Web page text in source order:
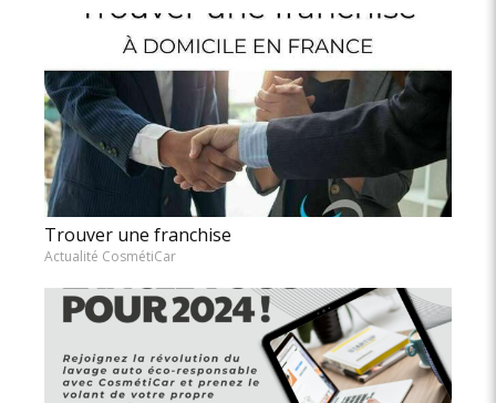
Trouver une franchise
Actualité CosmétiCar